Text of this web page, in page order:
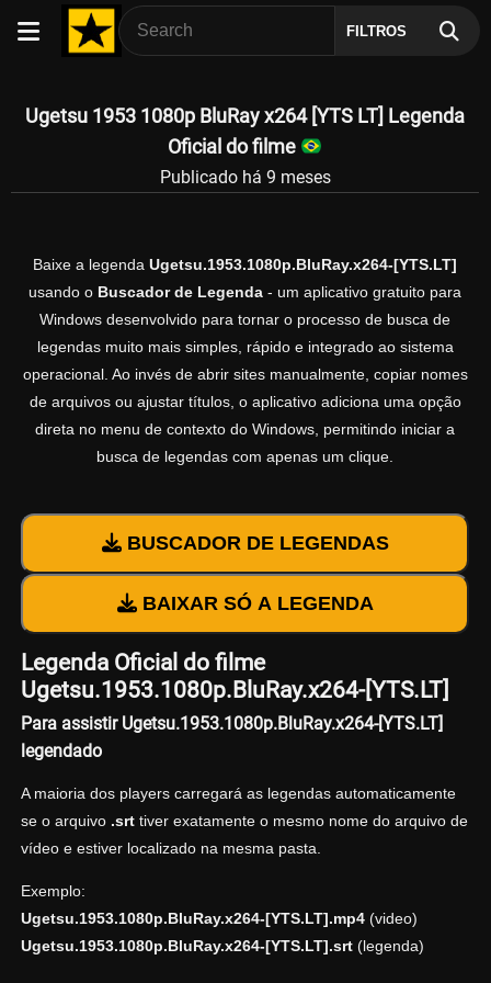
FILTROS
Ugetsu 1953 1080p BluRay x264 [YTS LT] Legenda
Oficial do filme
Publicado há 9 meses
Baixe a legenda Ugetsu.1953.1080p.BluRay.x264-[YTS.LT]
usando o Buscador de Legenda - um aplicativo gratuito para
Windows desenvolvido para tornar o processo de busca de
legendas muito mais simples, rápido e integrado ao sistema
operacional. Ao invés de abrir sites manualmente, copiar nomes
de arquivos ou ajustar títulos, o aplicativo adiciona uma opção
direta no menu de contexto do Windows, permitindo iniciar a
busca de legendas com apenas um clique.
BUSCADOR DE LEGENDAS
BAIXAR SÓ A LEGENDA
Legenda Oficial do filme
Ugetsu.1953.1080p.BluRay.x264-[YTS.LT]
Para assistir Ugetsu.1953.1080p.BluRay.x264-[YTS.LT]
legendado
A maioria dos players carregará as legendas automaticamente
se o arquivo .srttiver exatamente o mesmo nome do arquivo de
vídeo e estiver localizado na mesma pasta.
Exemplo:
Ugetsu.1953.1080p.BluRay.x264-[YTS.LT].mp4(video)
Ugetsu.1953.1080p.BluRay.x264-[YTS.LT].srt(legenda)